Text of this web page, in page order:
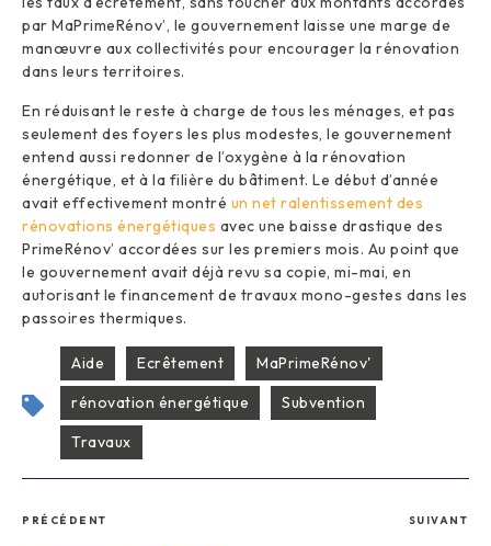
par MaPrimeRénov’, le gouvernement laisse une marge de
manœuvre aux collectivités pour encourager la rénovation
dans leurs territoires.
En réduisant le reste à charge de tous les ménages, et pas
seulement des foyers les plus modestes, le gouvernement
entend aussi redonner de l’oxygène à la rénovation
énergétique, et à la filière du bâtiment. Le début d’année
avait effectivement montré un net ralentissement des
rénovations énergétiques avec une baisse drastique des
PrimeRénov’ accordées sur les premiers mois. Au point que
le gouvernement avait déjà revu sa copie, mi-mai, en
autorisant le financement de travaux mono-gestes dans les
passoires thermiques.
Aide Ecrêtement
MaPrimeRénov'
rénovation énergétique
Subvention
Travaux
PRÉCÉDENT SUIVANT